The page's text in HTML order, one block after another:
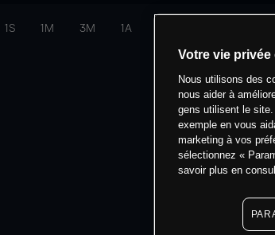
1S 1M 3M 1A
Votre vie
Nous utilisons des
nous aider à
gens utilisent le
exemple en vous
marketing à vos
sélectionnez «
savoir plus en